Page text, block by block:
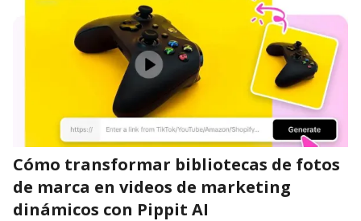
Cómo transformar bibliotecas de fotos
de marca en videos de marketing
dinámicos con Pippit AI